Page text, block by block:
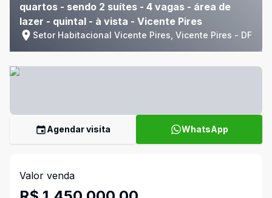
quartos - sendo 2 suítes - 4 vagas - área de
lazer - quintal - à vista - Vicente Pires
Setor Habitacional Vicente Pires, Vicente Pires - DF
Agendar visita WhatsApp
Valor venda